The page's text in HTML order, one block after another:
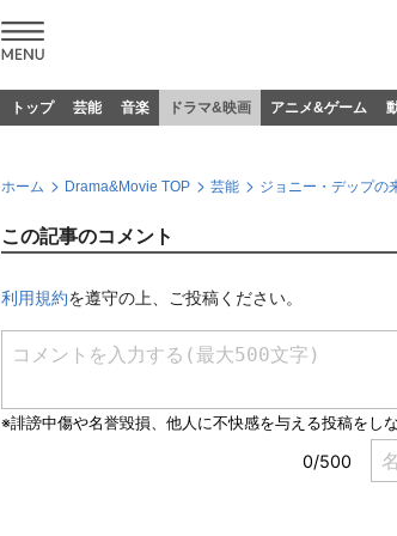
トップ 芸能 音楽 ドラマ&映画 アニメ&ゲーム
ホーム Drama&Movie TOP 芸能 ジョニー・デップの
この記事のコメント
利用規約を遵守の上、ご投稿ください。